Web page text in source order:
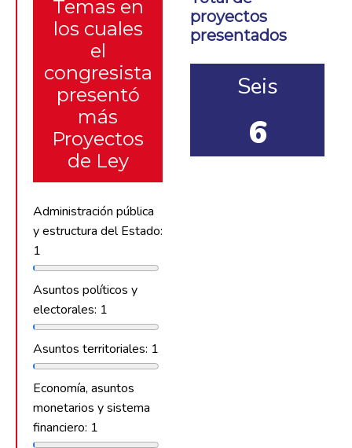
Temas en
los cuales
el
congresista
presentó
más
Proyectos
de Ley
Administración pública
y estructura del Estado:
1
Asuntos políticos y
electorales: 1
Asuntos territoriales: 1
Economía, asuntos
monetarios y sistema
financiero: 1
proyectos
presentados
Seis
6